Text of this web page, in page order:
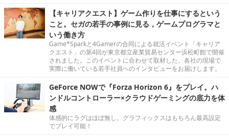
【キャリアクエスト】ゲーム作りを仕事にするという
こと。セガの若手の事例に見る，ゲームプログラマと
いう働き方
Game*Sparkと4Gamerの合同による就活イベント「キャリア
クエスト」の第4回が東京都立産業貿易センター浜松町館で開催
されました。このイベントに合わせて取材した、各社の現場で
実際に働いている若手社員へのインタビューをお届けします。
GeForce NOWで『Forza Horizon 6』をプレイ。ハ
ンドルコントローラー×クラウドゲーミングの底力を体
感
体感的にラグはほぼ無し。グラフィックスはもちろん最高設定
でプレイ可能！